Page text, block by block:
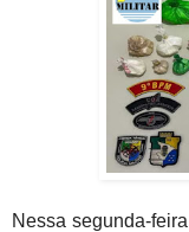
Nessa segunda-